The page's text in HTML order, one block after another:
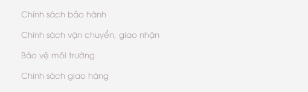
Chính sách bảo hành
Chính sách vận chuyển, giao nhận
Bảo vệ môi trường
Chính sách giao hàng